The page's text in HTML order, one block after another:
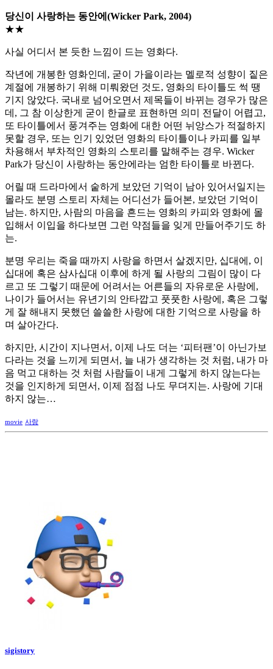
당신이 사랑하는 동안에(Wicker Park, 2004)
★★
사실 어디서 본 듯한 느낌이 드는 영화다.
작년에 개봉한 영화인데, 굳이 가을이라는 멜로적 성향이 짙은
계절에 개봉하기 위해 미뤄왔던 것도, 영화의 타이틀도 썩 땡
기지 않았다. 국내로 넘어오면서 제목들이 바뀌는 경우가 많은
데, 그 참 이상한게 굳이 한글로 표현하면 의미 전달이 어렵고,
또 타이틀에서 풍겨주는 영화에 대한 어떤 뉘앙스가 적절하지
못할 경우, 또는 인기 있었던 영화의 타이틀이나 카피를 일부
차용해서 부차적인 영화의 스토리를 말해주는 경우. Wicker
Park가 당신이 사랑하는 동안에라는 엄한 타이틀로 바뀐다.
어릴 때 드라마에서 숱하게 보았던 기억이 남아 있어서일지는
몰라도 분명 스토리 자체는 어디선가 들어본, 보았던 기억이
남는. 하지만, 사람의 마음을 흔드는 영화의 카피와 영화에 몰
입해서 이입을 하다보면 그런 약점들을 잊게 만들어주기도 하
는.
분명 우리는 죽을 때까지 사랑을 하면서 살겠지만, 십대에, 이
십대에 혹은 삼사십대 이후에 하게 될 사랑의 그림이 많이 다
르고 또 그렇기 때문에 어려서는 어른들의 자유로운 사랑에,
나이가 들어서는 유년기의 안타깝고 풋풋한 사랑에, 혹은 그렇
게 잘 해내지 못했던 쓸쓸한 사랑에 대한 기억으로 사랑을 하
며 살아간다.
하지만, 시간이 지나면서, 이제 나도 더는 ‘피터팬’이 아닌가보
다라는 것을 느끼게 되면서, 늘 내가 생각하는 것 처럼, 내가 마
음 먹고 대하는 것 처럼 사람들이 내게 그렇게 하지 않는다는
것을 인지하게 되면서, 이제 점점 나도 무뎌지는. 사랑에 기대
하지 않는…
movie 사랑
sigistory